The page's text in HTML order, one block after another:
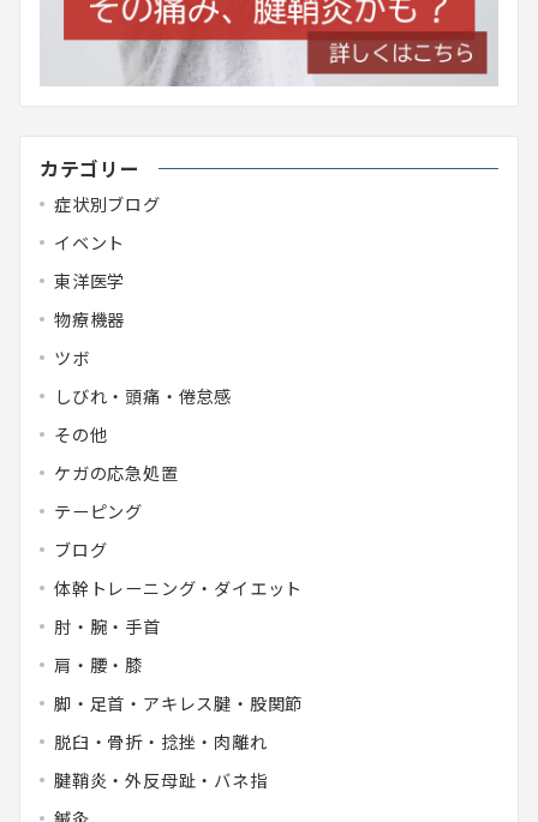
カテゴリー
症状別ブログ
イベント
東洋医学
物療機器
ツボ
しびれ・頭痛・倦怠感
その他
ケガの応急処置
テーピング
ブログ
体幹トレーニング・ダイエット
肘・腕・手首
肩・腰・膝
脚・足首・アキレス腱・股関節
脱臼・骨折・捻挫・肉離れ
腱鞘炎・外反母趾・バネ指